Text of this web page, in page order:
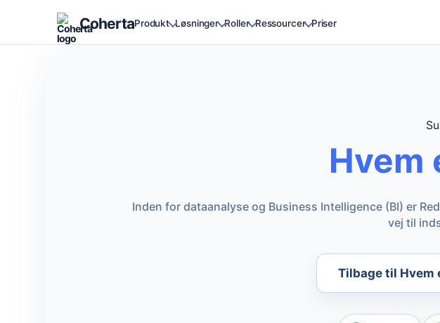
CohertaProdukt Løsninger Roller Ressourcer Priser
Hvem
Inden for dataanalyse og Business Intelligence (BI) er
vej til
Tilbage til Hvem